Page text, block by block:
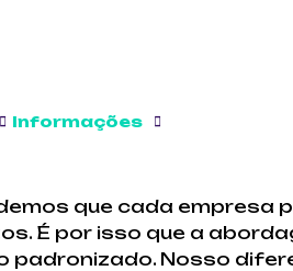
Informações
que cada empresa
É por isso que a
padronizado. Nosso